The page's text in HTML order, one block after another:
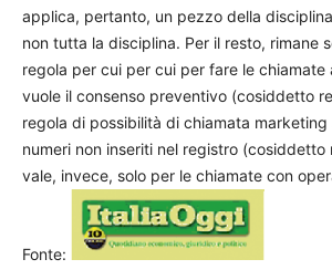
applica, pertanto, un pezzo della
non tutta la disciplina. Per il resto, rimane
regola per cui per cui per fare le
vuole il consenso preventivo (cosiddetto
regola di possibilità di chiamata marketing
numeri non inseriti nel registro
vale, invece, solo per le chiamate con
Fonte: